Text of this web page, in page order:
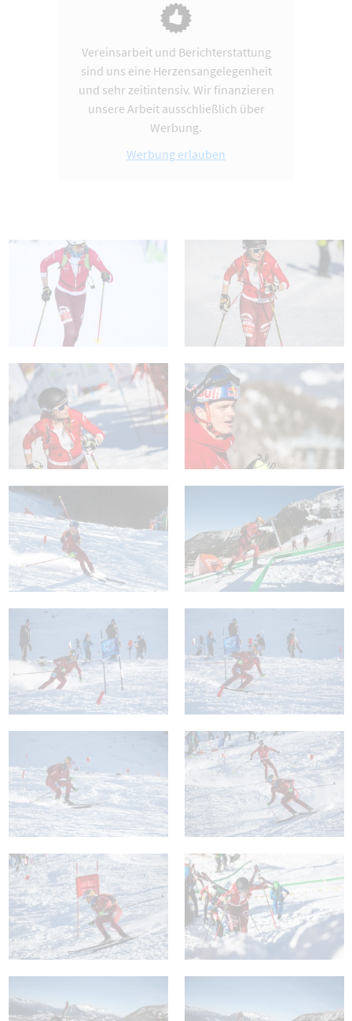
Vereinsarbeit und Berichterstattung
sind uns eine Herzensangelegenheit
und sehr zeitintensiv. Wir finanzieren
unsere Arbeit ausschließlich über
Werbung.
Werbung erlauben